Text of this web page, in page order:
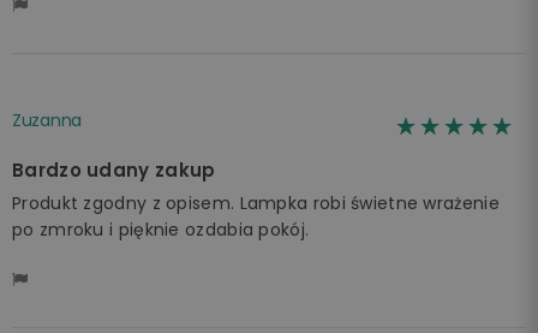
Zuzanna ☆☆☆☆☆
★★★★★
Bardzo udany zakup
Produkt zgodny z opisem. Lampka robi świetne wrażenie
po zmroku i pięknie ozdabia pokój.